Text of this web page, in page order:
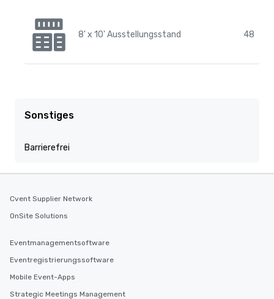
8' x 10' Ausstellungsstand 48
Sonstiges
Barrierefrei
Cvent Supplier Network
OnSite Solutions
Eventmanagementsoftware
Eventregistrierungssoftware
Mobile Event-Apps
Strategic Meetings Management